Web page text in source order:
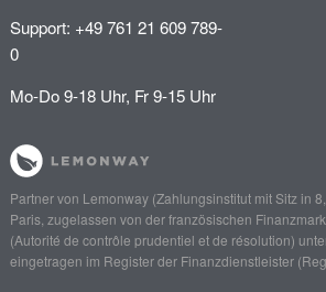
Support: +49 761 21 609 789-
0
Mo-Do 9-18 Uhr, Fr 9-15 Uhr
Partner von Lemonway(Zahlungsinstitut mit Sitz in
Paris, zugelassen von der französischen
(Autorité de contrôle prudentiel et de résolution)
eingetragen im Register der Finanzdienstleister (